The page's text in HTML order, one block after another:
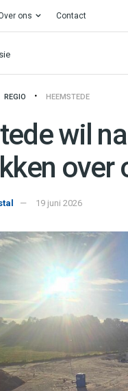
ons Contact
REGIO HEEMSTEDE
wil
over
19 juni 2026